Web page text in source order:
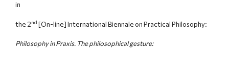
in
the 2nd [On-line] International Biennale on Practical Philosophy:
Philosophy in Praxis. The philosophical gesture: